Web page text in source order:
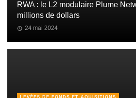
RWA : le L2 modulaire Plume
millions de dollars
24 mai 2024